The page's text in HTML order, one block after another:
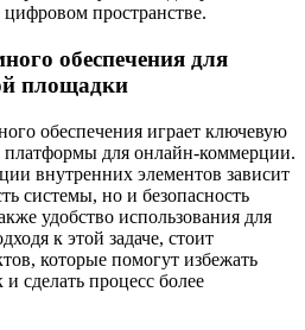
цифровом пространстве.
обеспечения для
площадки
обеспечения играет ключевую
платформы для онлайн-коммерции.
внутренних элементов зависит
системы, но и безопасность
удобство использования для
к этой задаче, стоит
которые помогут избежать
сделать процесс более